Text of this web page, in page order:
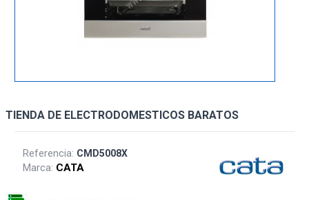
TIENDA DE ELECTRODOMESTICOS BARATOS
Referencia: CMD5008X
Marca: CATA